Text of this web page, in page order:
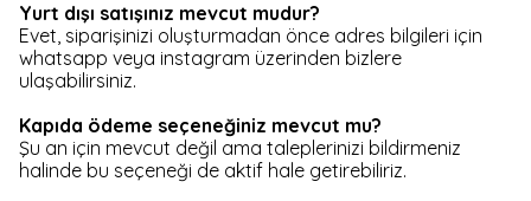
Yurt dışı satışınız mevcut mudur?
Evet, siparişinizi oluşturmadan önce adres bilgileri için
whatsapp veya instagram üzerinden bizlere
ulaşabilirsiniz.
Kapıda ödeme seçeneğiniz mevcut mu?
Şu an için mevcut değil ama taleplerinizi bildirmeniz
halinde bu seçeneği de aktif hale getirebiliriz.